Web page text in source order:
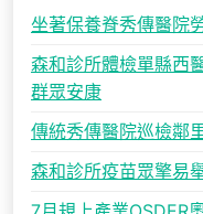
坐著保養脊秀傳醫院
森和診所體檢單縣西
群眾安康
傳統秀傳醫院巡檢鄰
森和診所疫苗眾擎易